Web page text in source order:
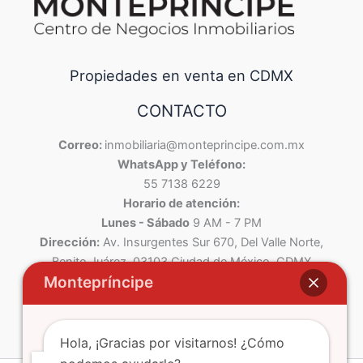
Propiedades en venta en CDMX
CONTACTO
Correo: inmobiliaria@monteprincipe.com.mx
WhatsApp y Teléfono:
55 7138 6229
Horario de atención:
Lunes - Sábado 9 AM - 7 PM
Dirección: Av. Insurgentes Sur 670, Del Valle Norte,
Benito Juárez, 03103 Ciudad de México, CDMX
Montepríncipe
Hola, ¡Gracias por visitarnos! ¿Cómo